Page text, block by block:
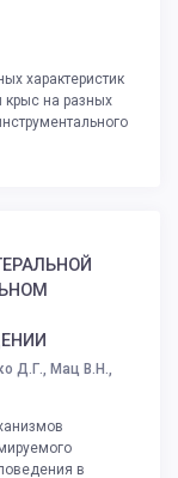
характеристик
крыс на разных
Д.Г., Мац В.Н.,
в